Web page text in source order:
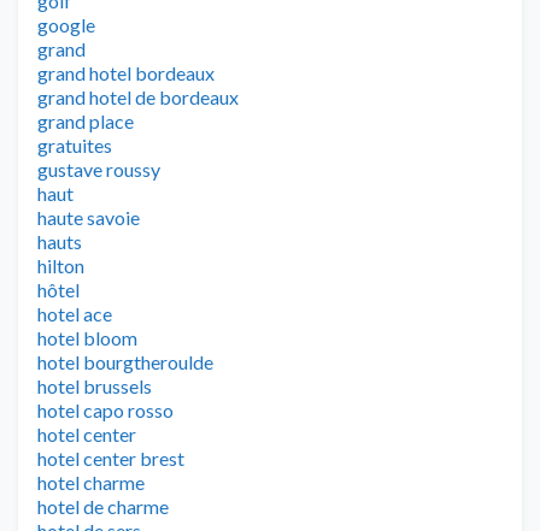
google
grand
grand hotel bordeaux
grand hotel de bordeaux
grand place
gratuites
gustave roussy
haut
haute savoie
hauts
hilton
hôtel
hotel ace
hotel bloom
hotel bourgtheroulde
hotel brussels
hotel capo rosso
hotel center
hotel center brest
hotel charme
hotel de charme